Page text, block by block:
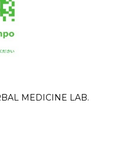
MEDICINE LAB.